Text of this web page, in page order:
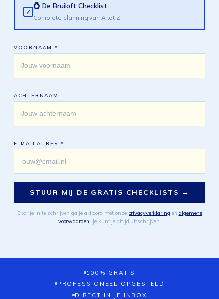
✓
💍 De Bruiloft Checklist
Complete planning van A tot Z
VOORNAAM *
ACHTERNAAM
E-MAILADRES *
STUUR MIJ DE GRATIS CHECKLISTS →
Door je in te schrijven ga je akkoord met onze privacyverklaring en algemene
voorwaarden. Je kunt je altijd uitschrijven.
100% GRATIS
PROFESSIONEEL OPGESTELD
DIRECT IN JE INBOX